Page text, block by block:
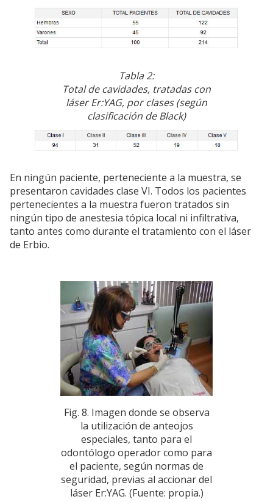
Tabla 2:
Total de cavidades, tratadas con
láser Er:YAG, por clases (según
clasificación de Black)
En ningún paciente, perteneciente a la muestra, se
presentaron cavidades clase VI. Todos los pacientes
pertenecientes a la muestra fueron tratados sin
ningún tipo de anestesia tópica local ni infiltrativa,
tanto antes como durante el tratamiento con el láser
de Erbio.
Fig. 8. Imagen donde se observa
la utilización de anteojos
especiales, tanto para el
odontólogo operador como para
el paciente, según normas de
seguridad, previas al accionar del
láser Er:YAG. (Fuente: propia.)